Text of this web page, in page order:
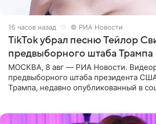
16 часов назад © РИА Новости
TikTok убрал песню Тейлор
предвыборного штаба Трампа
МОСКВА, 8 авг — РИА Новости.
предвыборного штаба президента
Трампа, недавно опубликованный в